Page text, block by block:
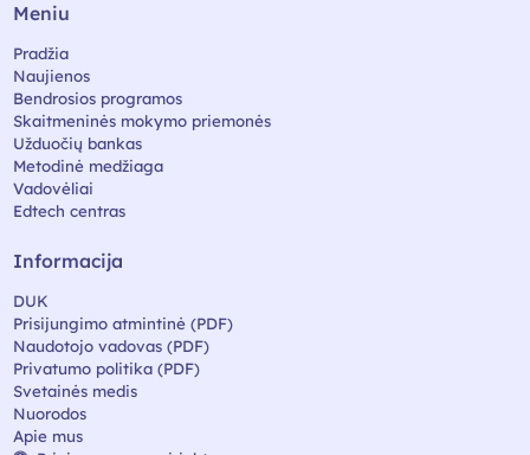
Meniu
Pradžia
Naujienos
Bendrosios programos
Skaitmeninės mokymo priemonės
Užduočių bankas
Metodinė medžiaga
Vadovėliai
Edtech centras
Informacija
DUK
Prisijungimo atmintinė (PDF)
Naudotojo vadovas (PDF)
Privatumo politika (PDF)
Svetainės medis
Nuorodos
Apie mus